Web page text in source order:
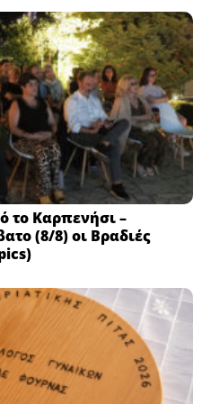
το Καρπενήσι –
(8/8) οι Βραδιές